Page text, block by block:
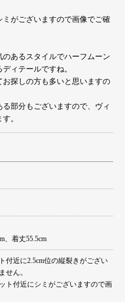
がございますので画像でご確
あるスタイルでハーフムーン
ィテールですね。
探しの方も多いと思いますの
部分もございますので、ヴィ
。
、着丈55.5cm
付近に2.5cm位の縦裂きがござい
せん。
ト付近にシミがございますので画